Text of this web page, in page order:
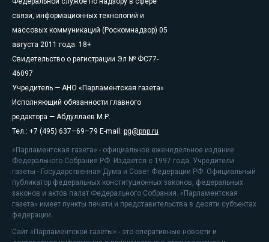
связи, информационных технологий и
массовых коммуникаций (Роскомнадзор) 05
августа 2011 года. 18+
Свидетельство о регистрации Эл № ФС77-
46097
Учредитель — АНО «Парламентская газета»
Исполняющий обязанности главного
редактора — Абдуллаев М.Р.
Тел.: +7 (495) 637–69–79 E-mail: pg@pnp.ru
«Парламентская газета» - официальное еженедельное издание
Федерального Собрания РФ. Издается с 1997 года. Учредители
газеты - Государственная Дума и Совет Федерации РФ. Официальный
публикатор федеральных конституционных законов, федеральных
законов и актов палат Федерального Собрания. «Парламентская
газета» имеет пункты печати и представительства в десяти субъектах
федерации.
Сайт «Парламентской газеты» - это оперативные новости и